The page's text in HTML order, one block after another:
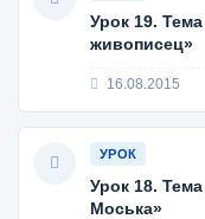
Урок 19.
живописец»
16.08.2015
УРОК
Урок 18.
Моська»